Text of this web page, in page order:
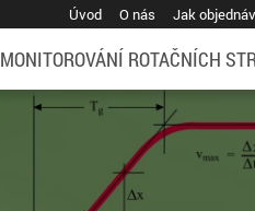
Úvod O nás Jak
MONITOROVÁNÍ ROTAČNÍCH